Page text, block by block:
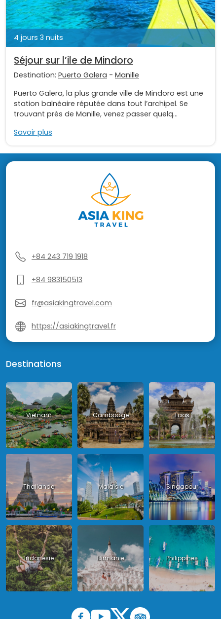
4 jours 3 nuits
Séjour sur l’ile de Mindoro
Destination: Puerto Galera - Manille
Puerto Galera, la plus grande ville de Mindoro est une
station balnéaire réputée dans tout l’archipel. Se
trouvant près de Manille, venez passer quelq...
Savoir plus
+84 243 719 1918
+84 983150513
fr@asiakingtravel.com
https://asiakingtravel.fr
Destinations
Vietnam Cambodge Laos
Thailande Malaisie Singapour
Indonésie Birmanie Philippines